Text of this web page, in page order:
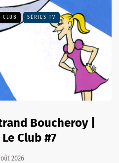
CLUB SÉRIES TV
Boucheroy |
Club #7
2026